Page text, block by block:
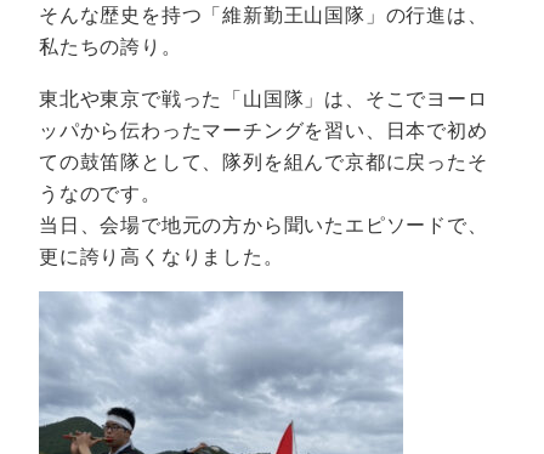
そんな歴史を持つ「維新勤王山国隊」の行進は、
私たちの誇り。
東北や東京で戦った「山国隊」は、そこでヨーロ
ッパから伝わったマーチングを習い、日本で初め
ての鼓笛隊として、隊列を組んで京都に戻ったそ
うなのです。
当日、会場で地元の方から聞いたエピソードで、
更に誇り高くなりました。